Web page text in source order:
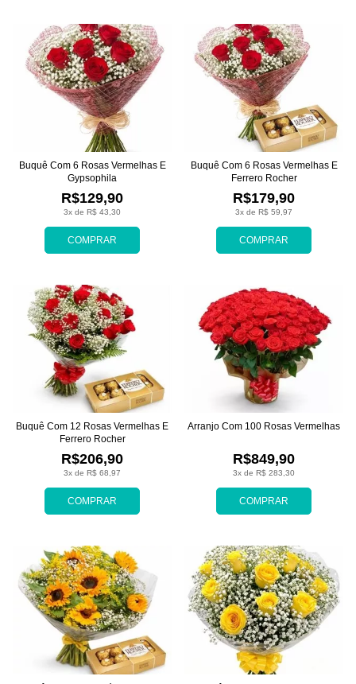
COMPRAR
3x de R$ 43,30
R$129,90
Buquê Com 6 Rosas Vermelhas E
Gypsophila
COMPRAR
3x de R$ 59,97
R$179,90
Buquê Com 6 Rosas Vermelhas E
Ferrero Rocher
COMPRAR
3x de R$ 68,97
R$206,90
Buquê Com 12 Rosas Vermelhas E
Ferrero Rocher
COMPRAR
3x de R$ 283,30
R$849,90
Arranjo Com 100 Rosas Vermelhas